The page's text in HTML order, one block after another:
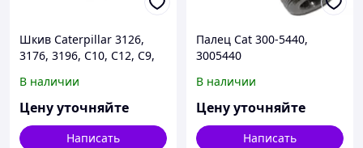
Шкив Caterpillar 3126,
3176, 3196, C10, C12, C9,
2955692
В наличии
Цену уточняйте
Написать
Палец Cat 300-5440,
3005440
В наличии
Цену уточняйте
Написать